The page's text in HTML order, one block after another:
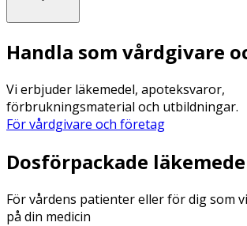
Handla som vårdgivare
Vi erbjuder läkemedel, apoteksvaror,
förbrukningsmaterial och utbildningar.
För vårdgivare och företag
Dosförpackade
För vårdens patienter eller för dig som
på din medicin